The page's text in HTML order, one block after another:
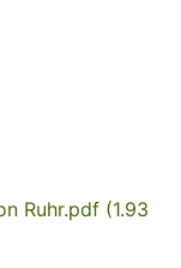
Ruhr.pdf (1.93